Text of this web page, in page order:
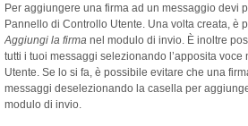
Per aggiungere una firma ad un messaggio devi
Pannello di Controllo Utente. Una volta creata, è
Aggiungi la firma nel modulo di invio. È inoltre
tutti i tuoi messaggi selezionando l’apposita
Utente. Se lo si fa, è possibile evitare che una
messaggi deselezionando la casella per
modulo di invio.